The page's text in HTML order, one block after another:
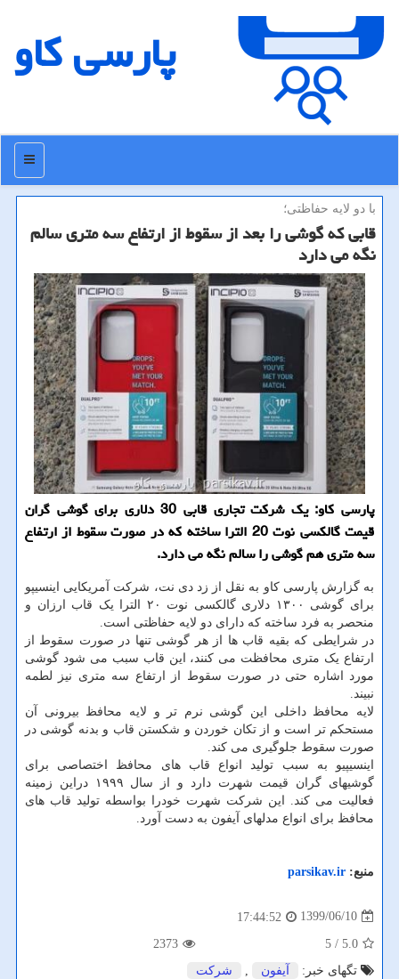
پارسی كاو
منو
با دو لایه حفاظتی؛
قابی كه گوشی را بعد از سقوط از ارتفاع سه متری سالم
نگه می دارد
پارسی كاو: یك شركت تجاری قابی 30 دلاری برای گوشی گران
قیمت گالكسی نوت 20 الترا ساخته كه در صورت سقوط از ارتفاع
سه متری هم گوشی را سالم نگه می دارد.
به گزارش پارسی کاو به نقل از زد دی نت، شرکت آمریکایی اینسیپو
برای گوشی ۱۳۰۰ دلاری گالکسی نوت ۲۰ الترا یک قاب ارزان و
منحصر به فرد ساخته که دارای دو لایه حفاظتی است.
در شرایطی که بقیه قاب ها از هر گوشی تنها در صورت سقوط از
ارتفاع یک متری محافظت می کنند، این قاب سبب می شود گوشی
مورد اشاره حتی در صورت سقوط از ارتفاع سه متری نیز لطمه
نبیند.
لایه محافظ داخلی این گوشی نرم تر و لایه محافظ بیرونی آن
مستحکم تر است و از تکان خوردن و شکستن قاب و بدنه گوشی در
صورت سقوط جلوگیری می کند.
اینسیپیو به سبب تولید انواع قاب های محافظ اختصاصی برای
گوشیهای گران قیمت شهرت دارد و از سال ۱۹۹۹ دراین زمینه
فعالیت می کند. این شرکت شهرت خودرا بواسطه تولید قاب های
محافظ برای انواع مدلهای آیفون به دست آورد.
منبع: parsikav.ir
1399/06/10
17:44:52
5.0
/ 5
2373
تگهای خبر:
آیفون , شركت